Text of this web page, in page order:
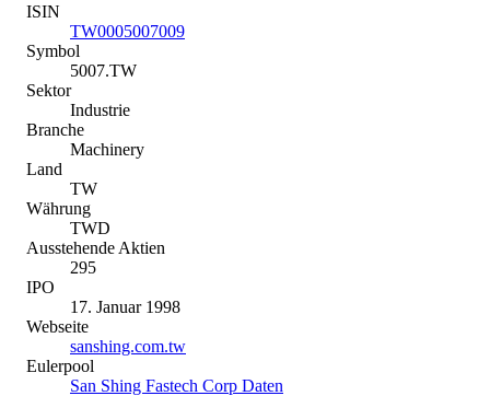
ISIN
TW0005007009
Symbol
5007.TW
Sektor
Industrie
Branche
Machinery
Land
TW
Währung
TWD
Ausstehende Aktien
295
IPO
17. Januar 1998
Webseite
sanshing.com.tw
Eulerpool
San Shing Fastech Corp Daten